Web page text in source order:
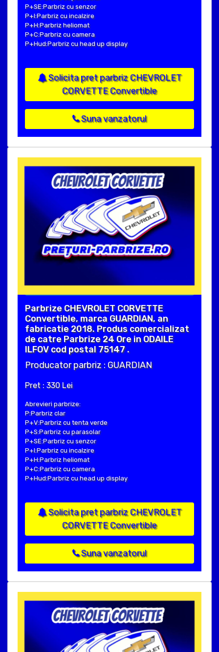
P+SE:Parbriz cu senzor
P+I:Parbriz cu incalzire
P+H:Parbriz heliomat
P+C:Parbriz cu camera
P+Hud:Parbriz cu head up display
Solicita pret parbriz CHEVROLET
CORVETTE Convertible
Suna vanzatorul
Parbrize CHEVROLET CORVETTE
Convertible, marca GUARDIAN, an
fabricatie 2018. Produs comercializat
de catre Parbrize 24 Ore in ODAILE
ILFOV cod postal 75147 .
Producator parbriz : GUARDIAN
Pret : 330 Lei
Abrevieri parbrize:
P:Parbriz clar
P+V:Parbriz cu tenta verde
P+S:Parbriz cu parasolar
P+SE:Parbriz cu senzor
P+I:Parbriz cu incalzire
P+H:Parbriz heliomat
P+C:Parbriz cu camera
P+Hud:Parbriz cu head up display
Solicita pret parbriz CHEVROLET
CORVETTE Convertible
Suna vanzatorul